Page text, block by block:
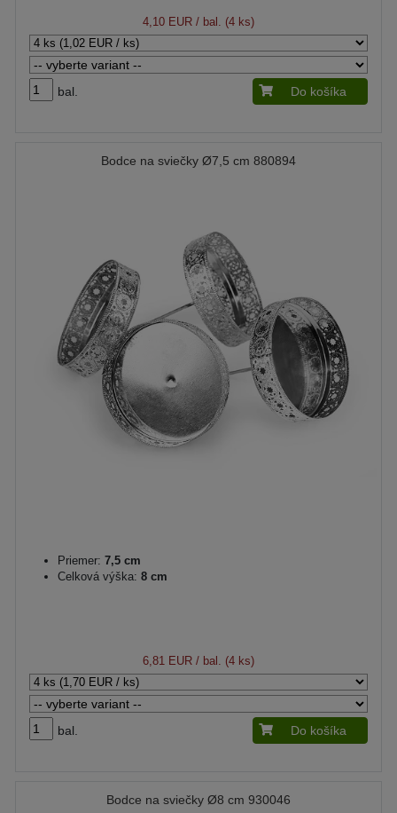
4,10 EUR / bal. (4 ks)
bal. Do košíka
Bodce na sviečky Ø7,5 cm 880894
Priemer: 7,5 cm
Celková výška: 8 cm
6,81 EUR / bal. (4 ks)
bal. Do košíka
Bodce na sviečky Ø8 cm 930046